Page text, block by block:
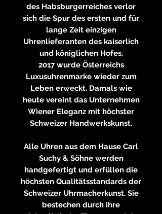
des Habsburgerreiches verlor
sich die Spur des ersten und für
lange Zeit einzigen
Uhrenlieferanten des kaiserlich
und königlichen Hofes.
2017 wurde Österreichs
Luxusuhrenmarke wieder zum
Leben erweckt. Damals wie
heute vereint das Unternehmen
Wiener Eleganz mit höchster
Schweizer Handwerkskunst.
Alle Uhren aus dem Hause Carl
Suchy & Söhne werden
handgefertigt und erfüllen die
höchsten Qualitätsstandards der
Schweizer Uhrmacherkunst. Sie
bestechen durch ihre